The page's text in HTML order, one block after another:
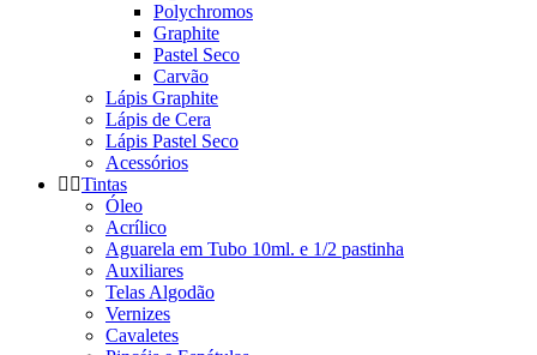
Polychromos
Graphite
Pastel Seco
Carvão
Lápis Graphite
Lápis de Cera
Lápis Pastel Seco
Acessórios
Tintas
Óleo
Acrílico
Aguarela em Tubo 10ml. e 1/2 pastinha
Auxiliares
Telas Algodão
Vernizes
Cavaletes